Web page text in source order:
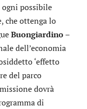
ogni possibile
che ottenga lo
Buongiardino –
dell’economia
‘effetto
del parco
dovrà
di